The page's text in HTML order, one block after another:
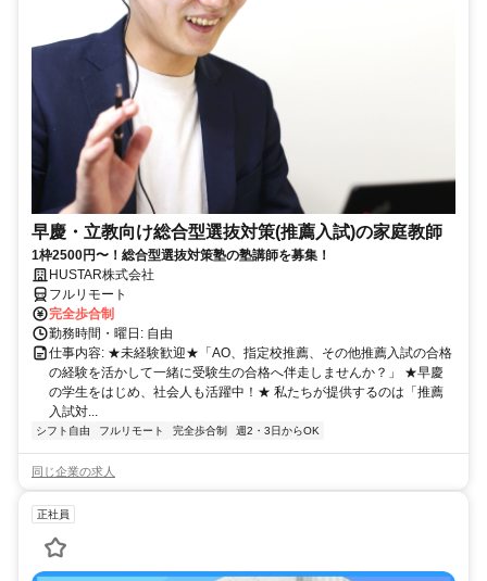
早慶・立教向け総合型選抜対策(推薦入試)の家庭教師
1枠2500円〜！総合型選抜対策塾の塾講師を募集！
HUSTAR株式会社
フルリモート
完全歩合制
勤務時間・曜日: 自由
仕事内容: ★未経験歓迎★「AO、指定校推薦、その他推薦入試の合格
の経験を活かして一緒に受験生の合格へ伴走しませんか？」 ★早慶
の学生をはじめ、社会人も活躍中！★ 私たちが提供するのは「推薦
入試対...
シフト自由 フルリモート 完全歩合制 週2・3日からOK
同じ企業の求人
正社員